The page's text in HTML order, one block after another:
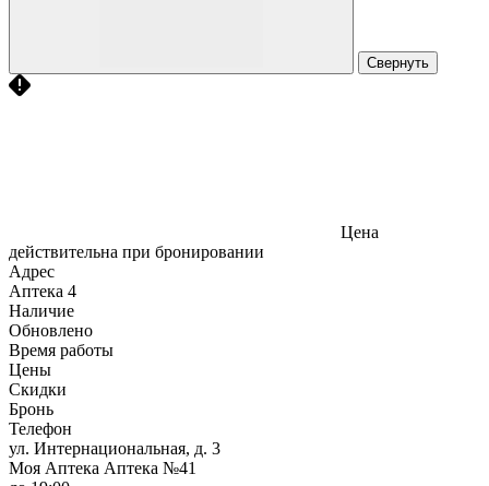
Свернуть
Цена
действительна при бронировании
Адрес
Аптека 4
Наличие
Обновлено
Время работы
Цены
Скидки
Бронь
Телефон
ул. Интернациональная, д. 3
Моя Аптека Аптека №41